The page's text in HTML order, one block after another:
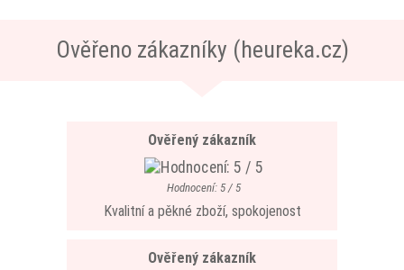
Ověřeno zákazníky (heureka.cz)
Ověřený zákazník
Hodnocení: 5 / 5
Kvalitní a pěkné zboží, spokojenost
Ověřený zákazník